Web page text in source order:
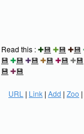
Read this :✚💾 ✚💾 ✚💾
💾 ✚💾 ✚💾 ✚💾 ✚💾 ✚💾
💾 ✚💾
URL | Link | Add | Zoo |